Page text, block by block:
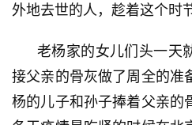
外地去世的人，趁着这个时
老杨家的女儿们头一天
接父亲的骨灰做了周全的准
杨的儿子和孙子捧着父亲的